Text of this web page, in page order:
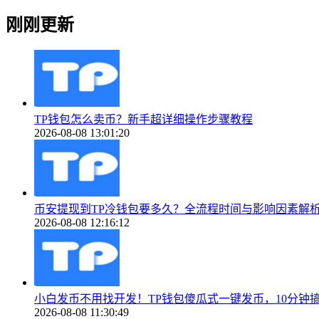
刚刚更新
TP钱包怎么卖币？新手超详细操作步骤教程
2026-08-08 13:01:20
币安提现到TP冷钱包要多久？全流程时间与影响因素解
2026-08-08 12:16:12
小白发币不用找开发！TP钱包傻瓜式一键发币，10分钟
2026-08-08 11:30:49